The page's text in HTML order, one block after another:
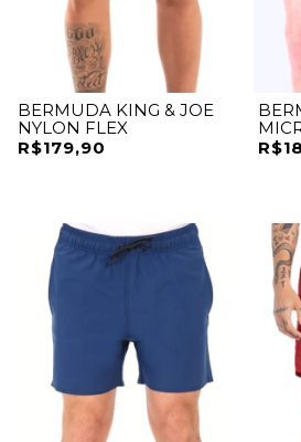
BERMUDA KING & JOE
NYLON FLEX
R$179,90